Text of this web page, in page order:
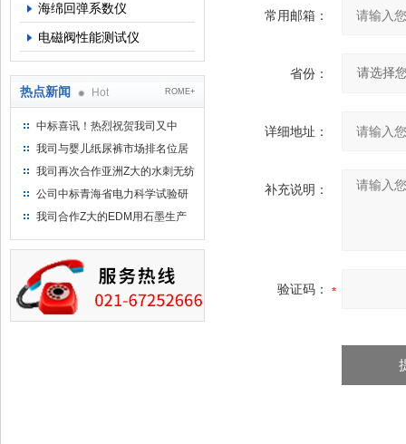
海绵回弹系数仪
电磁阀性能测试仪
热点新闻 Hot ROME+
中标喜讯！热烈祝贺我司又中
标！
我司与婴儿纸尿裤市场排名位居
名的全日美实业合作成功！
我司再次合作亚洲Z大的水刺无纺
布供应商-南六企业！
公司中标青海省电力科学试验研
究院！
我司合作Z大的EDM用石墨生产
常用邮箱：
省份：
详细地址：
补充说明：
验证码：